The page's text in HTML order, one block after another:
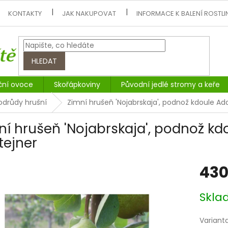
KONTAKTY JAK NAKUPOVAT INFORMACE K BALENÍ
HLEDAT
ovoce Skořápkoviny Původní jedlé stromy a keře
hrušní
Zimní hrušeň 'Nojabrskaja', podnož kdoule
hrušeň 'Nojabrskaja', podnož
cena: